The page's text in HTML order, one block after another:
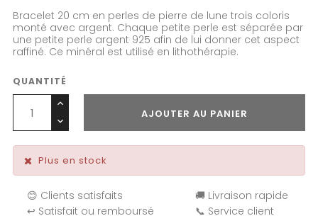
Bracelet 20 cm en perles de pierre de lune trois coloris
monté avec argent. Chaque petite perle est séparée par
une petite perle argent 925 afin de lui donner cet aspect
raffiné. Ce minéral est utilisé en lithothérapie.
QUANTITÉ
AJOUTER AU PANIER
Plus en stock
😊 Clients satisfaits
🚚 Livraison rapide
↩️ Satisfait ou remboursé
📞 Service client